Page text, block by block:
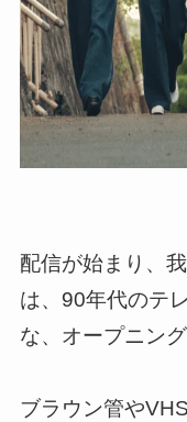
配信が始まり、
は、90年代のテ
な、オープニン
ブラウン管や